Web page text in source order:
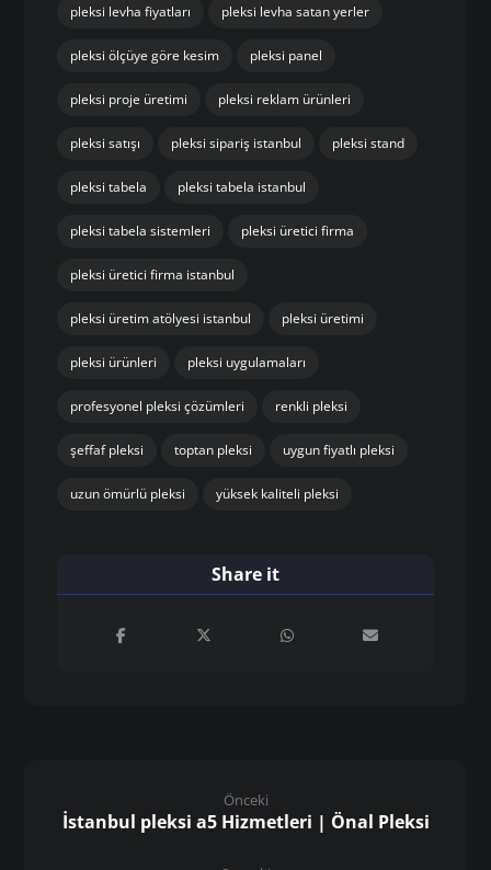
pleksi levha fiyatları pleksi levha satan yerler
pleksi ölçüye göre kesim pleksi panel
pleksi proje üretimi pleksi reklam ürünleri
pleksi satışı pleksi sipariş istanbul pleksi stand
pleksi tabela pleksi tabela istanbul
pleksi tabela sistemleri pleksi üretici firma
pleksi üretici firma istanbul
pleksi üretim atölyesi istanbul pleksi üretimi
pleksi ürünleri pleksi uygulamaları
profesyonel pleksi çözümleri renkli pleksi
şeffaf pleksi toptan pleksi uygun fiyatlı pleksi
uzun ömürlü pleksi yüksek kaliteli pleksi
Önceki
İstanbul pleksi a5 Hizmetleri | Önal Pleksi